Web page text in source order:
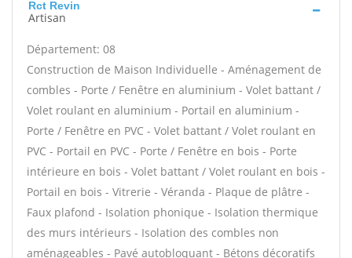
Rct Revin
Artisan
Département: 08
Construction de Maison Individuelle - Aménagement de
combles - Porte / Fenêtre en aluminium - Volet battant /
Volet roulant en aluminium - Portail en aluminium -
Porte / Fenêtre en PVC - Volet battant / Volet roulant en
PVC - Portail en PVC - Porte / Fenêtre en bois - Porte
intérieure en bois - Volet battant / Volet roulant en bois -
Portail en bois - Vitrerie - Véranda - Plaque de plâtre -
Faux plafond - Isolation phonique - Isolation thermique
des murs intérieurs - Isolation des combles non
aménageables - Pavé autobloquant - Bétons décoratifs